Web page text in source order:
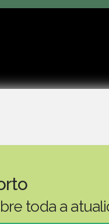
toda a